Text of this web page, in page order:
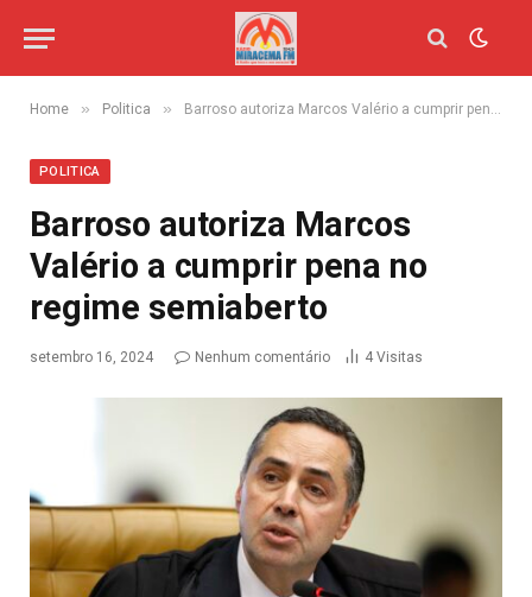
Home » Politica » Barroso autoriza Marcos Valério a cumprir pena no regime semiaberto
POLITICA
Barroso autoriza Marcos
Valério a cumprir pena no
regime semiaberto
setembro 16, 2024 Nenhum comentário 4 Visitas